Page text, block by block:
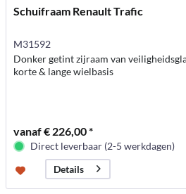
Schuifraam Renault Trafic
M31592
Donker getint zijraam van
korte & lange wielbasis
vanaf € 226,00 *
Direct leverbaar (2-5 werkdagen)
Details